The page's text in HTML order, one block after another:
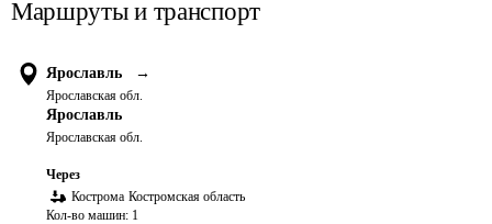
Маршруты и транспорт
Ярославль →
Ярославская обл.
Ярославль
Ярославская обл.
Через
Кострома Костромская область
Кол-во машин: 1